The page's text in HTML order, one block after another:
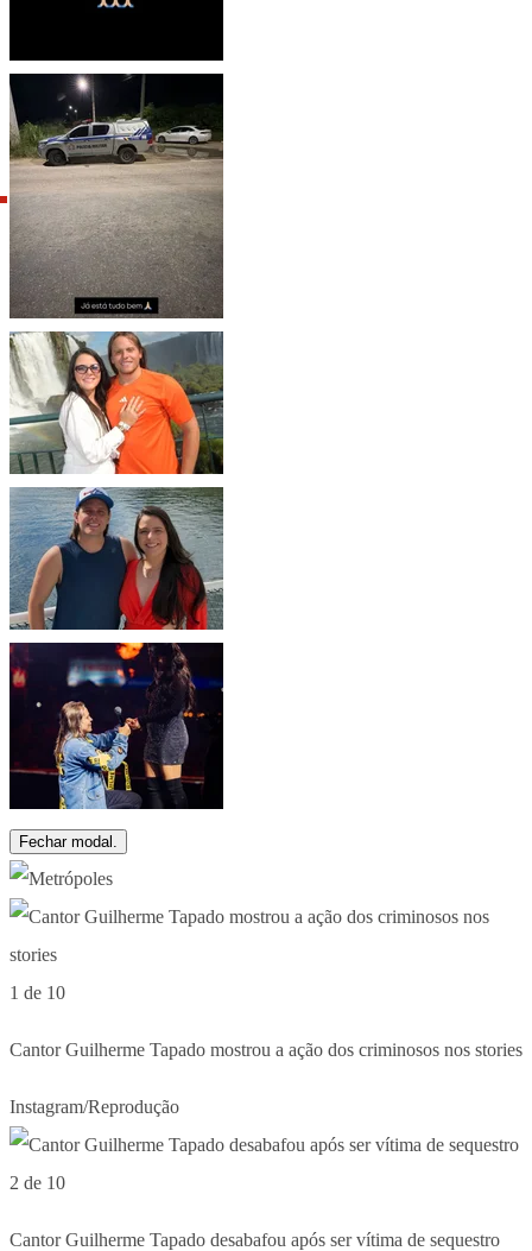
Fechar modal.
1 de 10
Cantor Guilherme Tapado mostrou a ação dos criminosos nos stories
Instagram/Reprodução
2 de 10
Cantor Guilherme Tapado desabafou após ser vítima de sequestro